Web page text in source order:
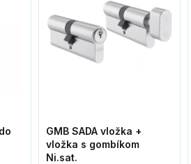
GMB SADA vložka +
vložka s gombíkom
Ni.sat.